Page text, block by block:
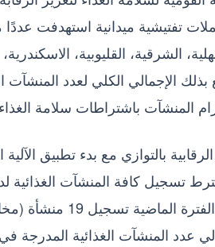
تفتيشية ميدانية استهدفت
الشرقية، القليوبية،
المنشآت باشتراطات سلامة
بالتوازي مع بدء تطبيق
تشترط تسجيل كافة المنشآت
الإفراج، وقد
المنشآت الغذائية المدرجة في سجلات